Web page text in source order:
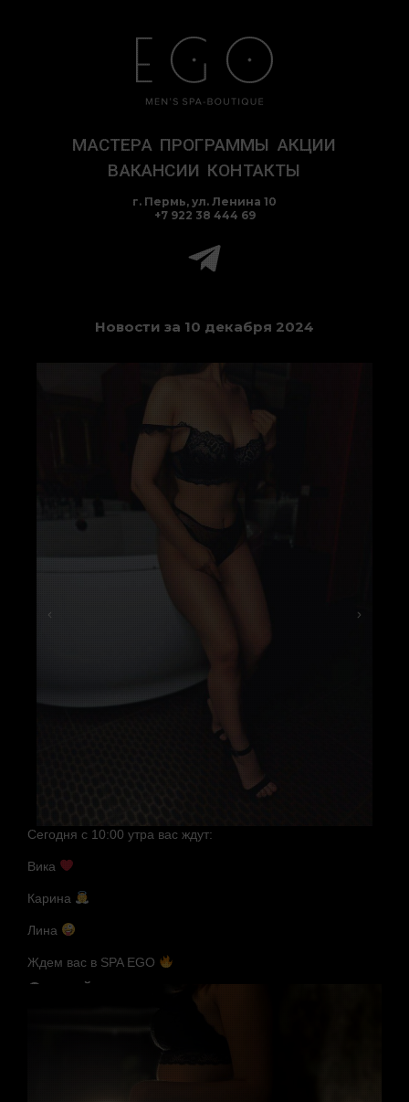
МАСТЕРА ПРОГРАММЫ АКЦИИ
ВАКАНСИИ КОНТАКТЫ
г. Пермь, ул. Ленина 10
+7 922 38 444 69
Новости за 10 декабря 2024
Сегодня с 10:00 утра вас ждут:
Вика
Карина
Лина
Ждем вас в SPA EGO
Случайные мастера